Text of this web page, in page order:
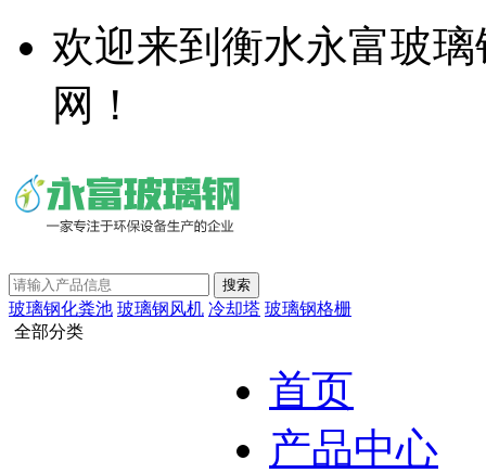
欢迎来到衡水永富玻
网！
玻璃钢化粪池 玻璃钢风机 冷却塔 玻璃钢格栅
全部分类
首页
产品中心